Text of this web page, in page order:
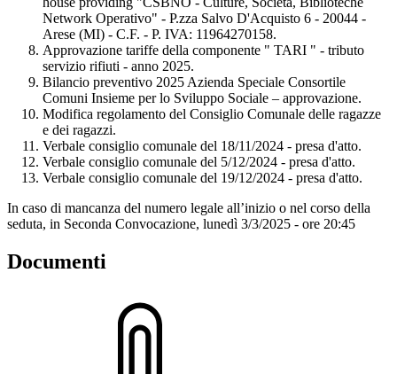
Network Operativo" - P.zza Salvo D'Acquisto 6 - 20044 -
Arese (MI) - C.F. - P. IVA: 11964270158.
Approvazione tariffe della componente " TARI " - tributo
servizio rifiuti - anno 2025.
Bilancio preventivo 2025 Azienda Speciale Consortile
Comuni Insieme per lo Sviluppo Sociale – approvazione.
Modifica regolamento del Consiglio Comunale delle ragazze
e dei ragazzi.
Verbale consiglio comunale del 18/11/2024 - presa d'atto.
Verbale consiglio comunale del 5/12/2024 - presa d'atto.
Verbale consiglio comunale del 19/12/2024 - presa d'atto.
In caso di mancanza del numero legale all’inizio o nel corso della
seduta, in Seconda Convocazione, lunedì 3/3/2025 - ore 20:45
Documenti